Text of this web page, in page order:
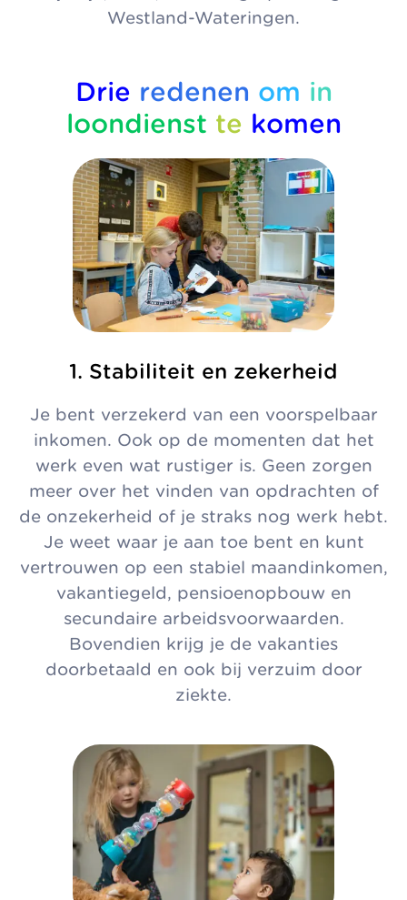
Westland-Wateringen.
Drie redenen om in
loondienst te komen
1. Stabiliteit en zekerheid
Je bent verzekerd van een voorspelbaar
inkomen. Ook op de momenten dat het
werk even wat rustiger is. Geen zorgen
meer over het vinden van opdrachten of
de onzekerheid of je straks nog werk hebt.
Je weet waar je aan toe bent en kunt
vertrouwen op een stabiel maandinkomen,
vakantiegeld, pensioenopbouw en
secundaire arbeidsvoorwaarden.
Bovendien krijg je de vakanties
doorbetaald en ook bij verzuim door
ziekte.